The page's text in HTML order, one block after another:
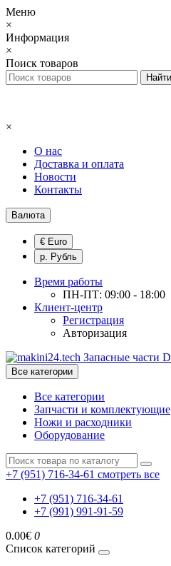
Меню
×
Информация
×
Поиск товаров
×
О нас
Доставка и оплата
Новости
Контакты
Валюта
€ Euro
р. Рубль
Время работы
ПН-ПТ: 09:00 - 18:00
Клиент-центр
Регистрация
Авторизация
Все категории
Все категории
Запчасти и комплектующие
Ножи и расходники
Оборудование
+7 (951) 716-34-61 смотреть все
+7 (951) 716-34-61
+7 (991) 991-91-59
0.00€ 0
Список категорий